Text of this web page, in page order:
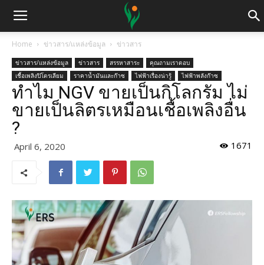
Home ข่าวสาร/แหล่งข้อมูล ข่าวสาร
ข่าวสาร/แหล่งข้อมูล ข่าวสาร สรรหาสาระ
คุณถามเราตอบ
เชื้อเพลิงปิโตรเลียม
ราคาน้ำมันและก๊าซ ไฟฟ้าเรื่องน่ารู้ ไฟฟ้าพลังก๊าซ
ทำไม NGV ขายเป็นกิโลกรัม ไม่
ขายเป็นลิตรเหมือนเชื้อเพลิงอื่น
?
April 6, 2020 1671